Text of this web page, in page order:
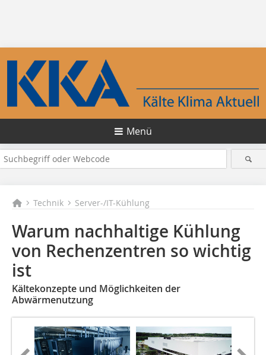
Menü
Technik Server-/IT-Kühlung
Warum nachhaltige Kühlung
von Rechenzentren so wichtig
ist
Kältekonzepte und Möglichkeiten der
Abwärmenutzung